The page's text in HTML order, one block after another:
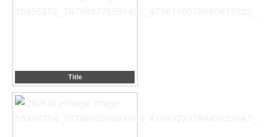
Title